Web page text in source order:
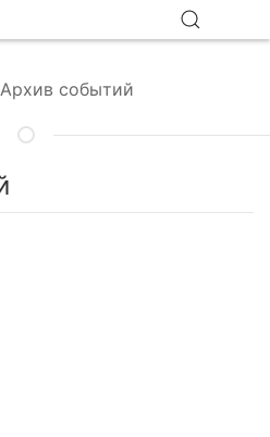
Архив событий